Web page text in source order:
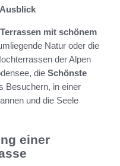
Terrassen mit schönem
Natur oder die
der Alpen
die Schönste
Besuchern, in einer
und die Seele
einer